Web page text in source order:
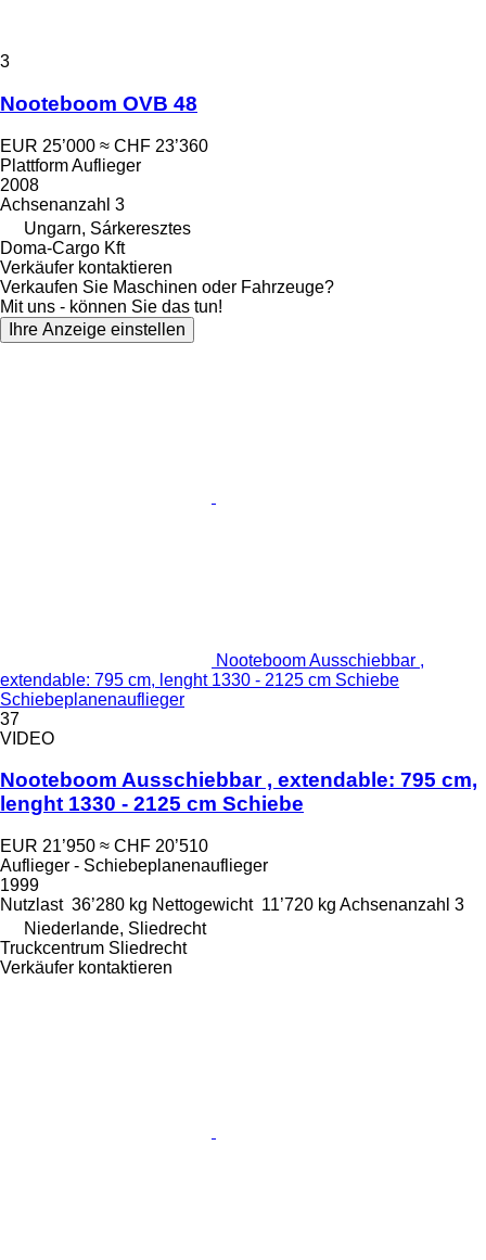
3
Nooteboom OVB 48
EUR 25’000 ≈ CHF 23’360
Plattform Auflieger
2008
Achsenanzahl 3
Ungarn, Sárkeresztes
Doma-Cargo Kft
Verkäufer kontaktieren
Verkaufen Sie Maschinen oder Fahrzeuge?
Mit uns - können Sie das tun!
Ihre Anzeige einstellen
Nooteboom Ausschiebbar ,
extendable: 795 cm, lenght 1330 - 2125 cm Schiebe
Schiebeplanenauflieger
37
VIDEO
Nooteboom Ausschiebbar , extendable: 795 cm,
lenght 1330 - 2125 cm Schiebe
EUR 21’950 ≈ CHF 20’510
Auflieger - Schiebeplanenauflieger
1999
Nutzlast 36’280 kg Nettogewicht 11’720 kg Achsenanzahl 3
Niederlande, Sliedrecht
Truckcentrum Sliedrecht
Verkäufer kontaktieren